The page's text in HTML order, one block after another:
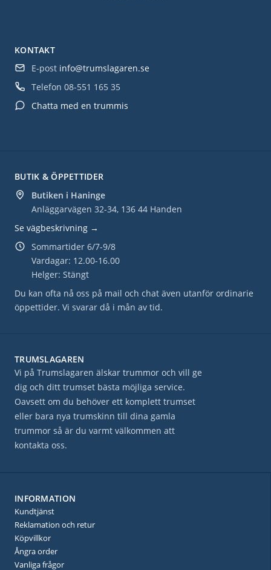
BUTIK & ÖPPETTIDER
Butiken i Haninge
Anläggarvägen 32-34, 136 44 Handen
Se vägbeskrivning →
Sommartider 6/7-9/8
Vardagar: 12.00-16.00
Helger: Stängt
Du kan ofta nå oss på mail och chat även utanför ordinarie
öppettider. Vi svarar då i mån av tid.
KONTAKT
E-post info@trumslagaren.se
Telefon 08-551 165 35
Chatta med en trummis
TRUMSLAGAREN
Vi på Trumslagaren älskar trummor och vill ge
dig och ditt trumset bästa möjliga service.
Oavsett om du behöver ett komplett trumset
eller bara nya trumskinn till dina gamla
trummor så är du varmt välkommen att
kontakta oss.
INFORMATION
Kundtjänst
Reklamation och retur
Köpvillkor
Ångra order
Vanliga frågor